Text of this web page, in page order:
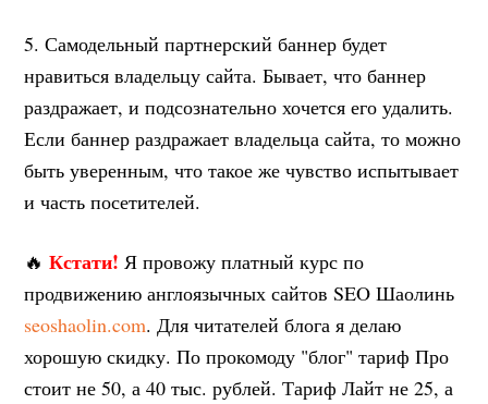
5. Самодельный партнерский баннер будет
нравиться владельцу сайта. Бывает, что баннер
раздражает, и подсознательно хочется его удалить.
Если баннер раздражает владельца сайта, то можно
быть уверенным, что такое же чувство испытывает
и часть посетителей.
🔥Кстати! Я провожу платный курс по
продвижению англоязычных сайтов SEO Шаолинь
seoshaolin.com. Для читателей блога я делаю
хорошую скидку. По прокомоду "блог" тариф Про
стоит не 50, а 40 тыс. рублей. Тариф Лайт не 25, а